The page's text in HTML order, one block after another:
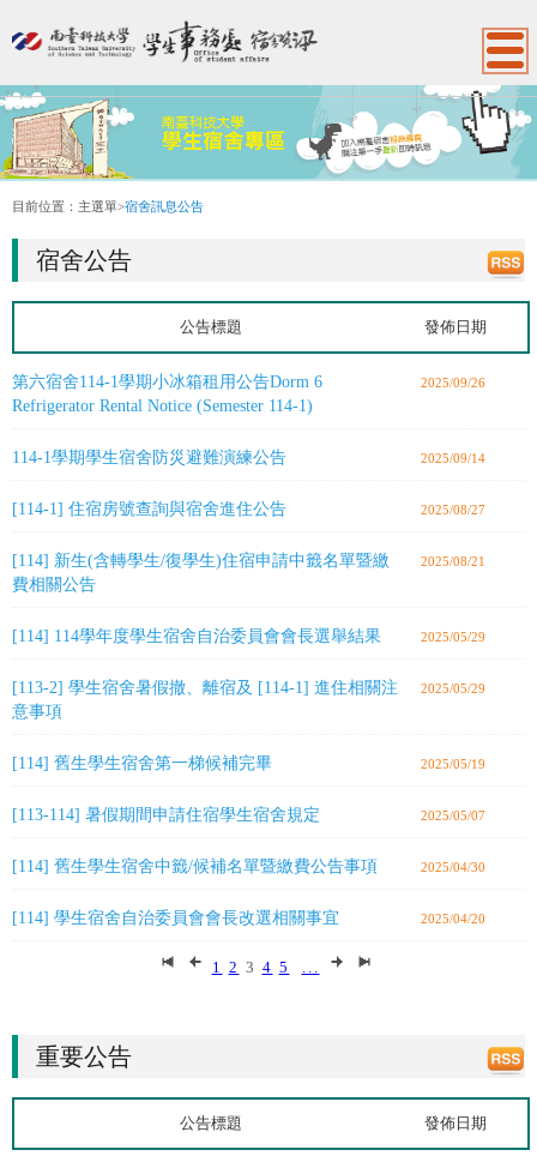
:::
目前位置： 主選單>宿舍訊息公告
宿舍公告
公告標題 發佈日期
第六宿舍114-1學期小冰箱租用公告Dorm 6
Refrigerator Rental Notice (Semester 114-1)
2025/09/26
114-1學期學生宿舍防災避難演練公告 2025/09/14
[114-1] 住宿房號查詢與宿舍進住公告 2025/08/27
[114] 新生(含轉學生/復學生)住宿申請中籤名單暨繳
費相關公告
2025/08/21
[114] 114學年度學生宿舍自治委員會會長選舉結果 2025/05/29
[113-2] 學生宿舍暑假撤、離宿及 [114-1] 進住相關注
意事項
2025/05/29
[114] 舊生學生宿舍第一梯候補完畢 2025/05/19
[113-114] 暑假期間申請住宿學生宿舍規定 2025/05/07
[114] 舊生學生宿舍中籤/候補名單暨繳費公告事項 2025/04/30
[114] 學生宿舍自治委員會會長改選相關事宜 2025/04/20
1 2 3 4 5 ...
重要公告
公告標題 發佈日期